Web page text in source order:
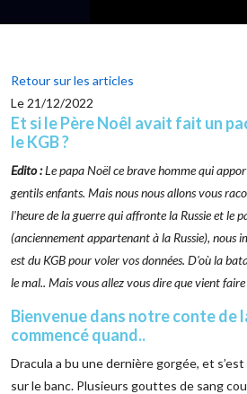
Retour sur les articles
Le 21/12/2022
Et si le Père Noêl avait fait un
le KGB ?
Edito :Le papa Noël ce brave homme qui
gentils enfants. Mais nous nous allons vous
l'heure de la guerre qui affronte la Russie et le
(anciennement appartenant à la Russie), nous
est du KGB pour voler vos données. D'où la
le mal.. Mais vous allez vous dire que vient
Bienvenue dans notre conte de
commencé quand..
Dracula a bu une dernière gorgée, et
sur le banc. Plusieurs gouttes de sang